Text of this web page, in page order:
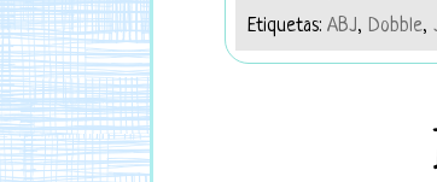
Etiquetas: ABJ, Dobble,